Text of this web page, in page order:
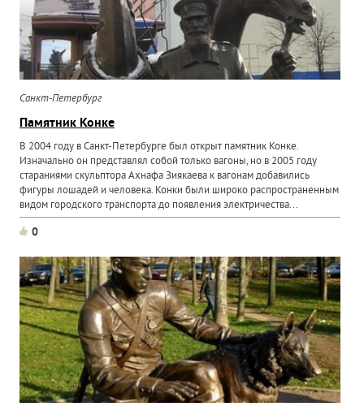
Санкт-Петербург
Памятник Конке
В 2004 году в Санкт-Петербурге был открыт памятник Конке.
Изначально он представлял собой только вагоны, но в 2005 году
стараниями скульптора Ахнафа Зиякаева к вагонам добавились
фигуры лошадей и человека. Конки были широко распространенным
видом городского транспорта до появления электричества...
0